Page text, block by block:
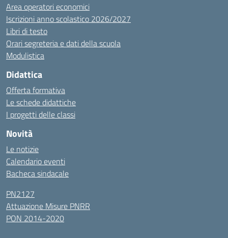
Area operatori economici
Iscrizioni anno scolastico 2026/2027
Libri di testo
Orari segreteria e dati della scuola
Modulistica
Didattica
Offerta formativa
Le schede didattiche
I progetti delle classi
Novità
Le notizie
Calendario eventi
Bacheca sindacale
PN2127
Attuazione Misure PNRR
PON 2014-2020